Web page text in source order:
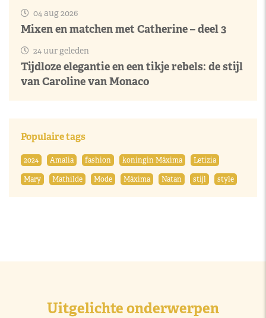
04 aug 2026
Mixen en matchen met Catherine – deel 3
24 uur geleden
Tijdloze elegantie en een tikje rebels: de stijl
van Caroline van Monaco
Populaire tags
2024 Amalia fashion koningin Máxima
Letizia
Mary
Mathilde Mode Máxima Natan stijl style
Uitgelichte onderwerpen